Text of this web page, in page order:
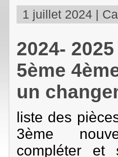
1 juillet 2024 |
2024-
5ème
un
liste des
3ème
compléter et